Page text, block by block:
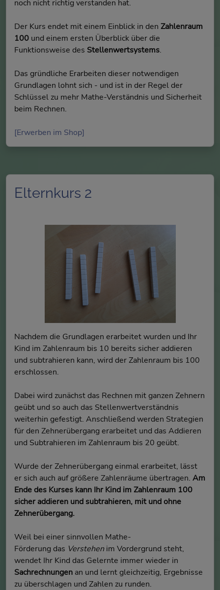
noch nicht richtig verstanden hat.
Der Kurs endet mit einem Einblick in den Zahlenraum
100 und einem ersten Überblick über die
Funktionsweise des Stellenwertsystems.
Das gründliche Erarbeiten dieser notwendigen
Grundlagen lohnt sich - und ist in der Regel der
Schlüssel zu mehr Mathe-Verständnis und Sicherheit
beim Rechnen.
[Erwerben im Shop]
Elternkurs 2
Nachdem die Grundlagen erarbeitet wurden und Ihr
Kind im Zahlenraum bis 10 bereits sicher addieren
und subtrahieren kann, wird der Zahlenraum bis 100
erschlossen.
Dabei wird zunächst das Rechnen mit ganzen Zehnern
geübt und so auch das Stellenwertverständnis
weiterhin gefestigt. Anschließend werden Strategien
für den Zehnerübergang erarbeitet und das Addieren
und Subtrahieren im Zahlenraum bis 20 geübt.
Wurde der Zehnerübergang einmal erarbeitet, lässt
er sich auch auf größere Zahlenräume übertragen. Am
Ende des Kurses kann Ihr Kind im Zahlenraum 100
sicher addieren und subtrahieren, mit und ohne
Zehnerübergang.
Weil bei einer sinnvollen Mathe-
Förderung das Verstehenim Vordergrund steht,
wendet Ihr Kind das Gelernte immer wieder in
Sachrechnungen an und lernt gleichzeitig, Ergebnisse
zu überschlagen und Zahlen zu runden.